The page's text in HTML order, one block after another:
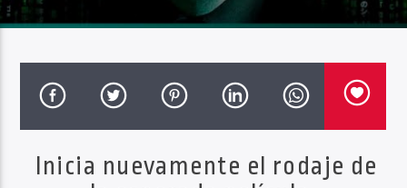
PROGRAMA ACTUAL
Haahil FM
Inicia nuevamente el rodaje de